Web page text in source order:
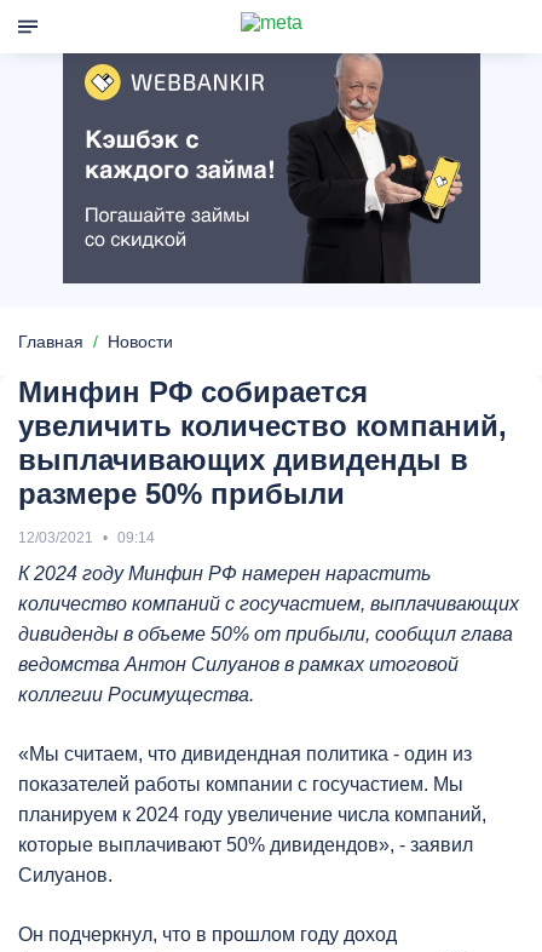
Главная Новости
Минфин РФ собирается
увеличить количество компаний,
выплачивающих дивиденды в
размере 50% прибыли
12/03/2021 09:14
К 2024 году Минфин РФ намерен нарастить
количество компаний с госучастием, выплачивающих
дивиденды в объеме 50% от прибыли, сообщил глава
ведомства Антон Силуанов в рамках итоговой
коллегии Росимущества.
«Мы считаем, что дивидендная политика - один из
показателей работы компании с госучастием. Мы
планируем к 2024 году увеличение числа компаний,
которые выплачивают 50% дивидендов», - заявил
Силуанов.
Он подчеркнул, что в прошлом году доход